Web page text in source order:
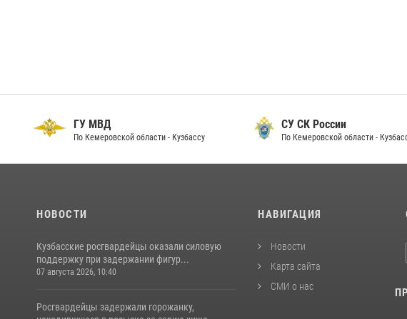
ГУ МВД
По Кемеровской области - Кузбассу
СУ СК России
По Кемеровской области -
НОВОСТИ
Кузбасские росгвардейцы оказали силовую
поддержку при задержании фигур...
07 августа 2026, 10:40
Росгвардейцы задержали горожанку,
НАВИГАЦИЯ
Новости
Карта сайта
СМИ о нас